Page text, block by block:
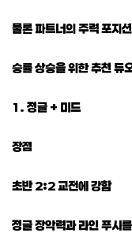
물론 파트너의 주력 포지
승률 상승을 위한 추천 듀
1. 정글 + 미드
장점
초반 2:2 교전에 강함
정글 장악력과 라인 푸시